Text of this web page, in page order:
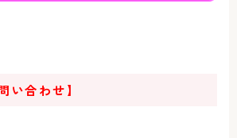
い合わせ】